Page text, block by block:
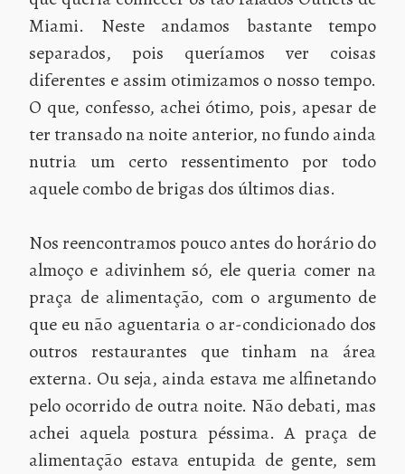
Miami. Neste andamos bastante tempo
separados, pois queríamos ver coisas
diferentes e assim otimizamos o nosso tempo.
O que, confesso, achei ótimo, pois, apesar de
ter transado na noite anterior, no fundo ainda
nutria um certo ressentimento por todo
aquele combo de brigas dos últimos dias.
Nos reencontramos pouco antes do horário do
almoço e adivinhem só, ele queria comer na
praça de alimentação, com o argumento de
que eu não aguentaria o ar-condicionado dos
outros restaurantes que tinham na área
externa. Ou seja, ainda estava me alfinetando
pelo ocorrido de outra noite. Não debati, mas
achei aquela postura péssima. A praça de
alimentação estava entupida de gente, sem